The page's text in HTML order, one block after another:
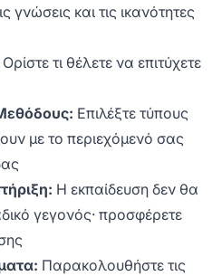
γνώσεις και τις ικανότητες
Ορίστε τι θέλετε να επιτύχετε
Επιλέξτε τύπους
με το περιεχόμενό σας
Η εκπαίδευση δεν θα
γεγονός· προσφέρετε
Παρακολουθήστε τις